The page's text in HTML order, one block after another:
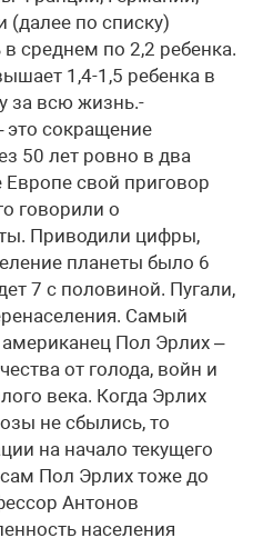
(далее по списку)
среднем по 2,2 ребенка.
1,4-1,5 ребенка в
за всю жизнь.-
это сокращение
50 лет ровно в два
Европе свой приговор
говорили о
Приводили цифры,
планеты было 6
7 с половиной. Пугали,
Самый
Пол Эрлих –
от голода, войн и
века. Когда Эрлих
не сбылись, то
на начало текущего
Пол Эрлих тоже до
Антонов
населения